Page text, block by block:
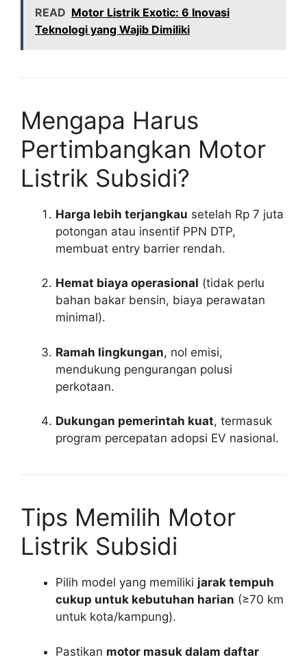
READ Motor Listrik Exotic: 6 Inovasi
Teknologi yang Wajib Dimiliki
Mengapa Harus
Pertimbangkan Motor
Listrik Subsidi?
Harga lebih terjangkau setelah Rp 7 juta
potongan atau insentif PPN DTP,
membuat entry barrier rendah.
Hemat biaya operasional (tidak perlu
bahan bakar bensin, biaya perawatan
minimal).
Ramah lingkungan, nol emisi,
mendukung pengurangan polusi
perkotaan.
Dukungan pemerintah kuat, termasuk
program percepatan adopsi EV nasional.
Tips Memilih Motor
Listrik Subsidi
Pilih model yang memiliki jarak tempuh
cukup untuk kebutuhan harian (≥70 km
untuk kota/kampung).
Pastikan motor masuk dalam daftar